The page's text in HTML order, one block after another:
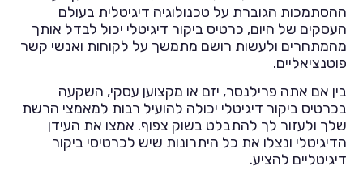
ההסתמכות הגוברת על טכנולוגיה דיגיטלית בעולם
העסקים של היום, כרטיס ביקור דיגיטלי יכול לבדל אותך
מהמתחרים ולעשות רושם מתמשך על לקוחות ואנשי קשר
פוטנציאליים.
בין אם אתה פרילנסר, יזם או מקצוען עסקי, השקעה
בכרטיס ביקור דיגיטלי יכולה להועיל רבות למאמצי הרשת
שלך ולעזור לך להתבלט בשוק צפוף. אמצו את העידן
הדיגיטלי ונצלו את כל היתרונות שיש לכרטיסי ביקור
דיגיטליים להציע.